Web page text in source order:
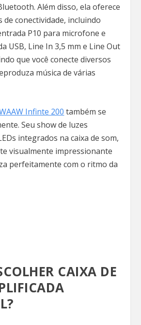
Além disso, ela oferece
de conectividade, incluindo
P10 para microfone e
USB, Line In 3,5 mm e Line Out
que você conecte diversos
música de várias
Infinte 200 também se
Seu show de luzes
integrados na caixa de som,
visualmente impressionante
perfeitamente com o ritmo da
CAIXA DE